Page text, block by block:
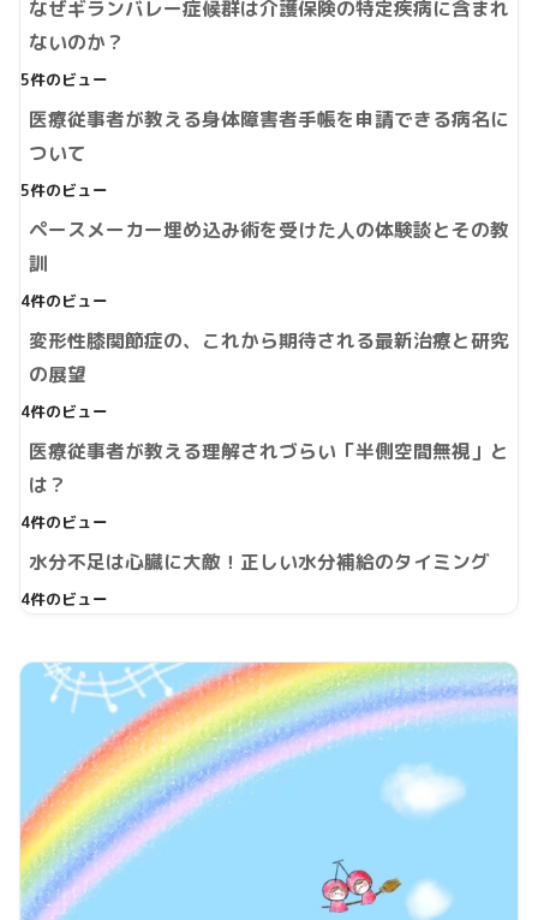
なぜギランバレー症候群は介護保険の特定疾病に含まれ
ないのか？
5件のビュー
医療従事者が教える身体障害者手帳を申請できる病名に
ついて
5件のビュー
ペースメーカー埋め込み術を受けた人の体験談とその教
訓
4件のビュー
変形性膝関節症の、これから期待される最新治療と研究
の展望
4件のビュー
医療従事者が教える理解されづらい「半側空間無視」と
は？
4件のビュー
水分不足は心臓に大敵！正しい水分補給のタイミング
4件のビュー